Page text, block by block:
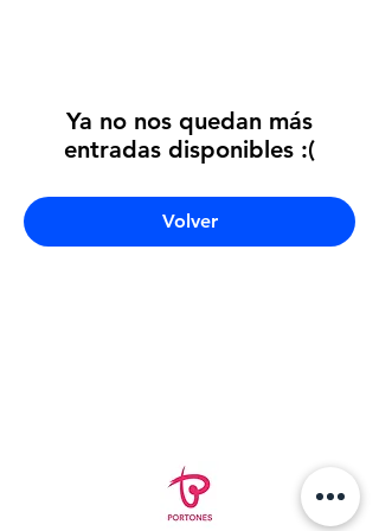
Ya no nos quedan más
entradas disponibles :(
Volver